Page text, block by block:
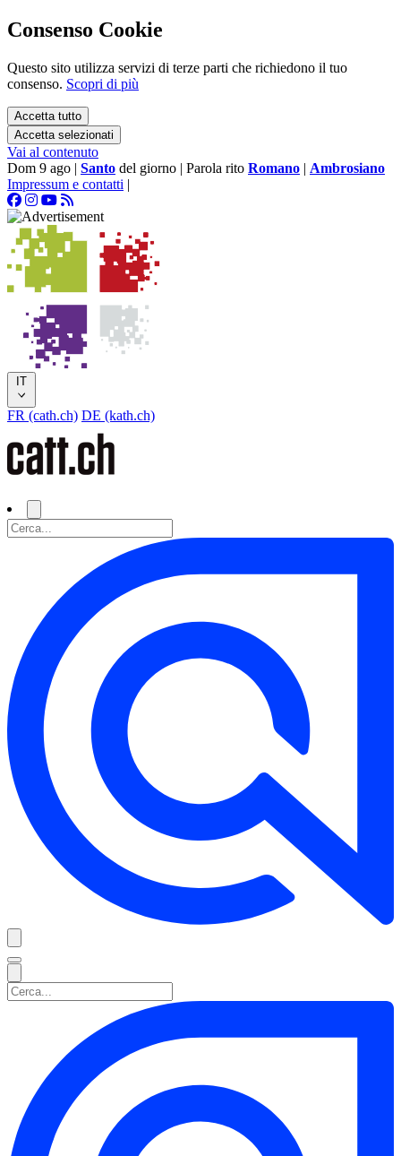
Consenso Cookie
Questo sito utilizza servizi di terze parti che richiedono il tuo
consenso. Scopri di più
Accetta tutto
Accetta selezionati
Vai al contenuto
Dom 9 ago | Santo del giorno | Parola rito Romano | Ambrosiano
Impressum e contatti |
IT
FR (cath.ch) DE (kath.ch)